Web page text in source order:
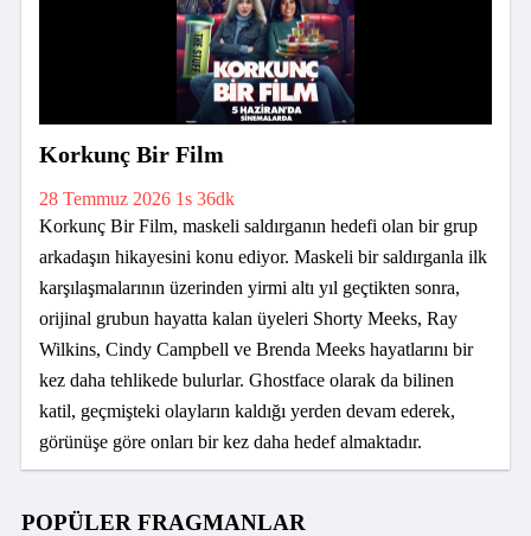
Korkunç Bir Film
28 Temmuz 2026 1s 36dk
Korkunç Bir Film, maskeli saldırganın hedefi olan bir grup
arkadaşın hikayesini konu ediyor. Maskeli bir saldırganla ilk
karşılaşmalarının üzerinden yirmi altı yıl geçtikten sonra,
orijinal grubun hayatta kalan üyeleri Shorty Meeks, Ray
Wilkins, Cindy Campbell ve Brenda Meeks hayatlarını bir
kez daha tehlikede bulurlar. Ghostface olarak da bilinen
katil, geçmişteki olayların kaldığı yerden devam ederek,
görünüşe göre onları bir kez daha hedef almaktadır.
POPÜLER FRAGMANLAR